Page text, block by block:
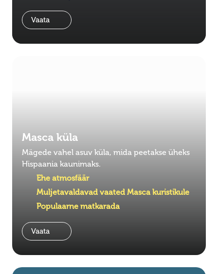
Vaata
Masca küla
Mägede vahel asuv küla, mida peetakse üheks
Hispaania kaunimaks.
Ehe atmosfäär
Muljetavaldavad vaated Masca kuristikule
Populaarne matkarada
Vaata